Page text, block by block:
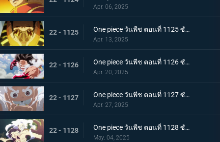
Apr. 06, 2025
22 - 1125 One piece วันพีช ตอนที่ 1125 ซับไทย การปะทะกันของความมุ่งมั่นของสองบุรุษ! คิซารุและเซ็นโตมารุ
Apr. 13, 2025
22 - 1126 One piece วันพีช ตอนที่ 1126 ซับไทย ความสิ้นหวังที่ใกล้เข้ามา ภารกิจอันน่าหดหู่ของพลเรือเอกคิซารุ
Apr. 20, 2025
22 - 1127 One piece วันพีช ตอนที่ 1127 ซับไทย ลูฟี่ ปะทะ คิซารุ มหาศึกเดือดที่พลิกผันได้ตลอดเวลา
Apr. 27, 2025
22 - 1128 One piece วันพีช ตอนที่ 1128 ซับไทย ฝันร้ายมาเยือน เซนต์แซทเทิร์น เทพนักรบแห่งวิทยาศาสตร์และกลาโหม
May. 04, 2025